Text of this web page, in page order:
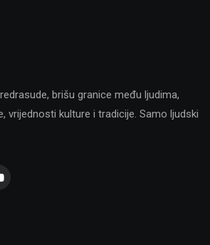
brišu granice među ljudima,
vrijednosti kulture i tradicije. Samo ljudski